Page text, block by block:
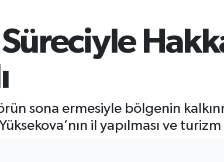
64,2143
GRAM ALTIN
6510.40
0.45
sona ermesiyle bölgenin
il yapılması ve turizm